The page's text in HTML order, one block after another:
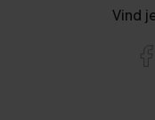
Vind